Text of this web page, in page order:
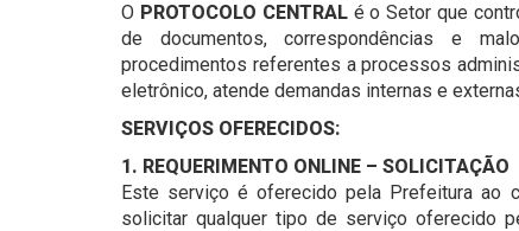
O PROTOCOLO CENTRALé o Setor que
de documentos, correspondências e
procedimentos referentes a processos
eletrônico, atende demandas internas e
SERVIÇOS OFERECIDOS:
1. REQUERIMENTO ONLINE – SOLICITAÇÃO
Este serviço é oferecido pela Prefeitura ao
solicitar qualquer tipo de serviço oferecido